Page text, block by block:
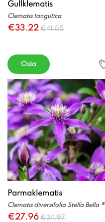
Gullklematis
Clematis tangutica
€33.22 €41.55
Osta
Parmaklematis
Clematis diversifolia Stella Bella ®
€27.96 €34.97